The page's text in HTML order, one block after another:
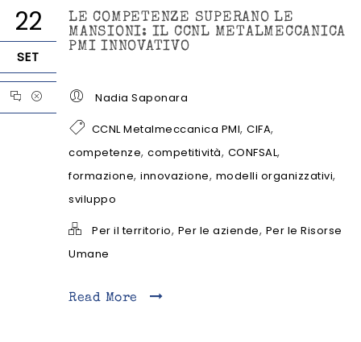
22
SET
LE COMPETENZE SUPERANO LE
MANSIONI: IL CCNL METALMECCANICA
PMI INNOVATIVO
Nadia Saponara
CCNL Metalmeccanica PMI, CIFA,
competenze, competitività, CONFSAL,
formazione, innovazione, modelli organizzativi,
sviluppo
Per il territorio, Per le aziende, Per le Risorse
Umane
Read More